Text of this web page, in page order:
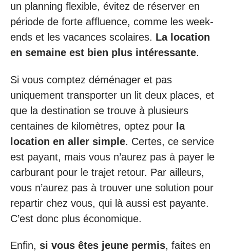
un planning flexible, évitez de réserver en
période de forte affluence, comme les week-
ends et les vacances scolaires. La location
en semaine est bien plus intéressante.
Si vous comptez déménager et pas
uniquement transporter un lit deux places, et
que la destination se trouve à plusieurs
centaines de kilomètres, optez pour la
location en aller simple. Certes, ce service
est payant, mais vous n’aurez pas à payer le
carburant pour le trajet retour. Par ailleurs,
vous n’aurez pas à trouver une solution pour
repartir chez vous, qui là aussi est payante.
C’est donc plus économique.
Enfin, si vous êtes jeune permis, faites en